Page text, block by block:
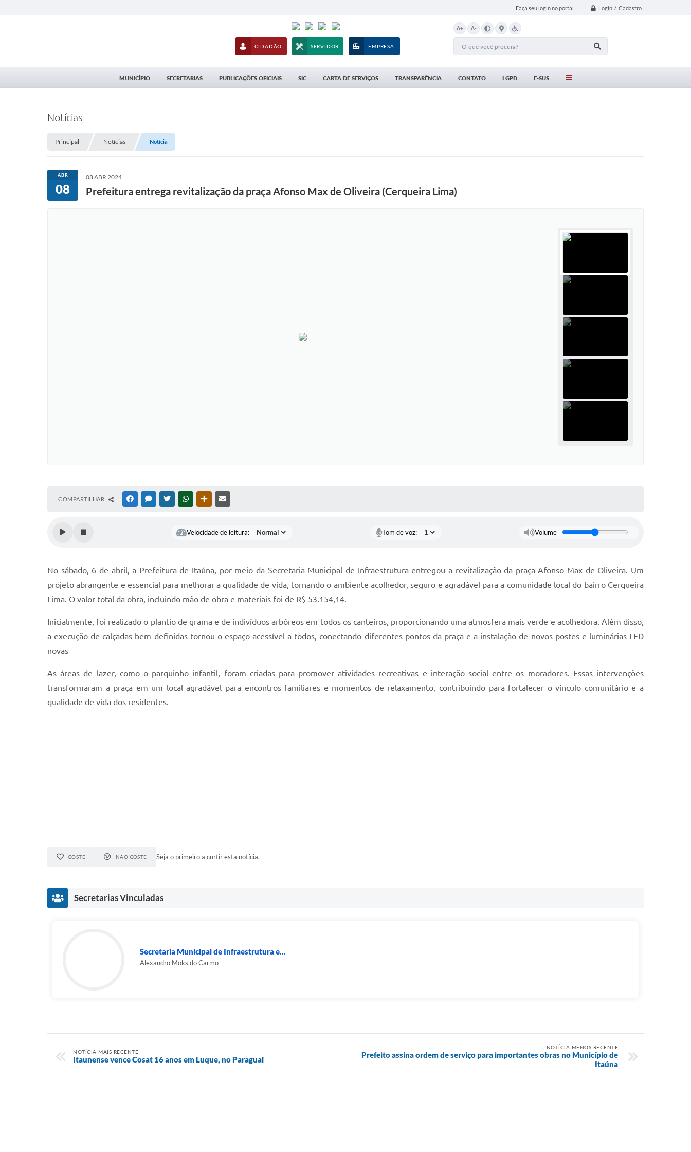
Faça seu login no portal Login / Cadastro
CIDADÃO SERVIDOR EMPRESA
A+ A-
MUNICÍPIO SECRETARIAS PUBLICAÇÕES OFICIAIS SIC CARTA DE SERVIÇOS TRANSPARÊNCIA CONTATO LGPD E-SUS
Notícias
Principal Notícias Notícia
ABR
08
08 ABR 2024
Prefeitura entrega revitalização da praça Afonso Max de Oliveira (Cerqueira Lima)
COMPARTILHAR FACEBOOKMESSENGER
TWITTERWHATSAPPOUTRAS MÍDIAS
Velocidade de leitura: Tom de voz: Volume
No sábado, 6 de abril, a Prefeitura de Itaúna, por meio da Secretaria Municipal de Infraestrutura entregou a revitalização da praça Afonso Max de Oliveira. Um
projeto abrangente e essencial para melhorar a qualidade de vida, tornando o ambiente acolhedor, seguro e agradável para a comunidade local do bairro Cerqueira
Lima. O valor total da obra, incluindo mão de obra e materiais foi de R$ 53.154,14.
Inicialmente, foi realizado o plantio de grama e de indivíduos arbóreos em todos os canteiros, proporcionando uma atmosfera mais verde e acolhedora. Além disso,
a execução de calçadas bem definidas tornou o espaço acessível a todos, conectando diferentes pontos da praça e a instalação de novos postes e luminárias LED
novas
As áreas de lazer, como o parquinho infantil, foram criadas para promover atividades recreativas e interação social entre os moradores. Essas intervenções
transformaram a praça em um local agradável para encontros familiares e momentos de relaxamento, contribuindo para fortalecer o vínculo comunitário e a
qualidade de vida dos residentes.
GOSTEI NÃO GOSTEI Seja o primeiro a curtir esta notícia.
Secretarias Vinculadas
Secretaria Municipal de Infraestrutura e...
Alexandro Moks do Carmo
NOTÍCIA MAIS RECENTE
Itaunense vence Cosat 16 anos em Luque, no Paraguai
NOTÍCIA MENOS RECENTE
Prefeito assina ordem de serviço para importantes obras no Município de
Itaúna